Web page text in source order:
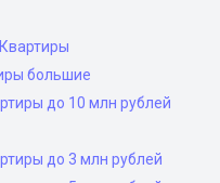
Квартиры
большие
до 10 млн рублей
до 3 млн рублей